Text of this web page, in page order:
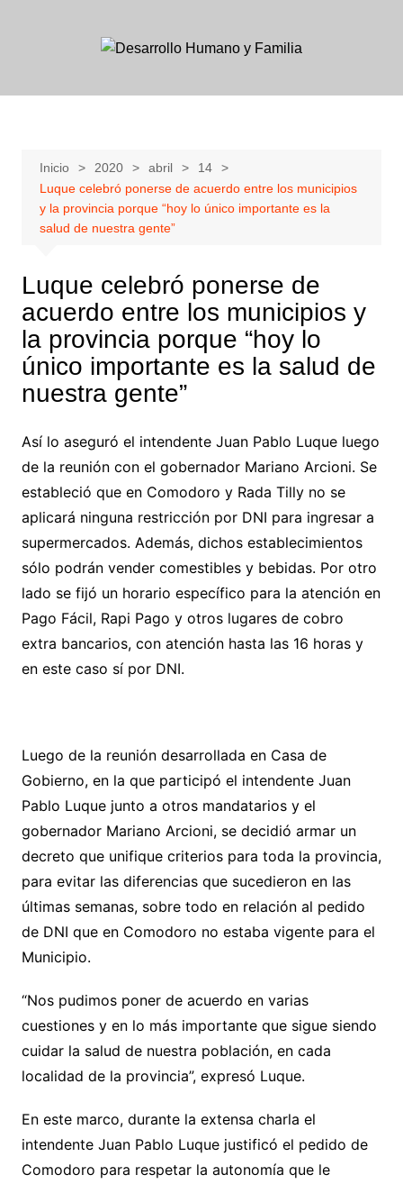
Inicio 2020 abril
14
Luque celebró ponerse de acuerdo entre los municipios
y la provincia porque “hoy lo único importante es la
salud de nuestra gente”
Luque celebró ponerse de
acuerdo entre los municipios y
la provincia porque “hoy lo
único importante es la salud de
nuestra gente”
Así lo aseguró el intendente Juan Pablo Luque luego
de la reunión con el gobernador Mariano Arcioni. Se
estableció que en Comodoro y Rada Tilly no se
aplicará ninguna restricción por DNI para ingresar a
supermercados. Además, dichos establecimientos
sólo podrán vender comestibles y bebidas. Por otro
lado se fijó un horario específico para la atención en
Pago Fácil, Rapi Pago y otros lugares de cobro
extra bancarios, con atención hasta las 16 horas y
en este caso sí por DNI.
Luego de la reunión desarrollada en Casa de
Gobierno, en la que participó el intendente Juan
Pablo Luque junto a otros mandatarios y el
gobernador Mariano Arcioni, se decidió armar un
decreto que unifique criterios para toda la provincia,
para evitar las diferencias que sucedieron en las
últimas semanas, sobre todo en relación al pedido
de DNI que en Comodoro no estaba vigente para el
Municipio.
“Nos pudimos poner de acuerdo en varias
cuestiones y en lo más importante que sigue siendo
cuidar la salud de nuestra población, en cada
localidad de la provincia”, expresó Luque.
En este marco, durante la extensa charla el
intendente Juan Pablo Luque justificó el pedido de
Comodoro para respetar la autonomía que le